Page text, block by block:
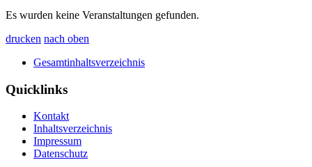
Es wurden keine Veranstaltungen gefunden.
drucken nach oben
Gesamtinhaltsverzeichnis
Quicklinks
Kontakt
Inhaltsverzeichnis
Impressum
Datenschutz